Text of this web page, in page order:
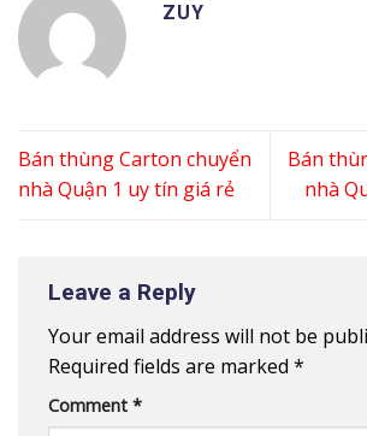
ZUY
Bán thùng Carton chuyển
nhà Quận 1 uy tín giá rẻ
Bán
nhà
Leave a Reply
Your email address will not be
Required fields are marked *
Comment *